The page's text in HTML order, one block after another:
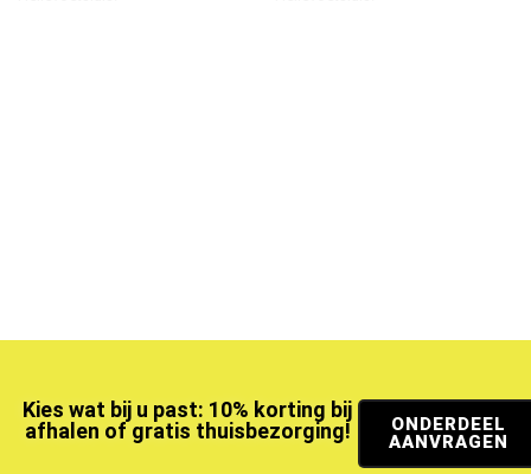
Kies wat bij u past: 10% korting bij
afhalen of gratis thuisbezorging!
ONDERDEEL
AANVRAGEN